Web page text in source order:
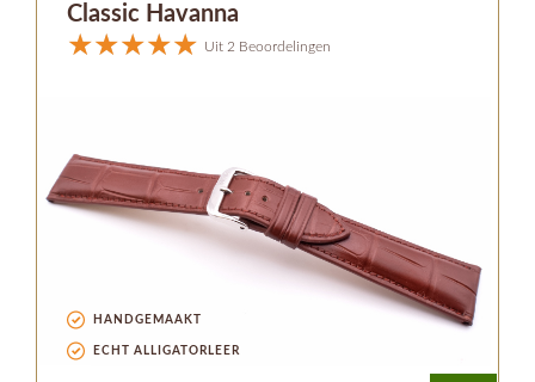
Classic Havanna
Uit 2 Beoordelingen
HANDGEMAAKT
ECHT ALLIGATORLEER